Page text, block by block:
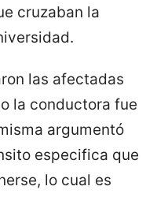
cruzaban la
las afectadas
la conductora fue
argumentó
especifica que
lo cual es